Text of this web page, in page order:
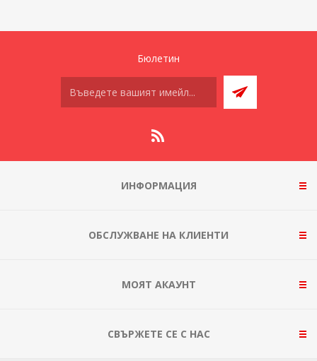
Бюлетин
ИНФОРМАЦИЯ
ОБСЛУЖВАНЕ НА КЛИЕНТИ
МОЯТ АКАУНТ
СВЪРЖЕТЕ СЕ С НАС